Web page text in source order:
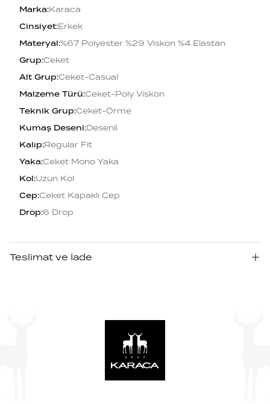
Marka:Karaca
Cinsiyet:Erkek
Materyal:%67 Polyester %29 Viskon %4 Elastan
Grup:Ceket
Alt Grup:Ceket-Casual
Malzeme Türü:Ceket-Poly Viskon
Teknik Grup:Ceket-Örme
Kumaş Deseni:Desenli
Kalıp:Regular Fit
Yaka:Ceket Mono Yaka
Kol:Uzun Kol
Cep:Ceket Kapaklı Cep
Drop:6 Drop
Teslimat ve İade